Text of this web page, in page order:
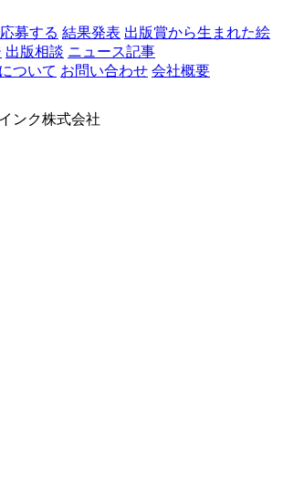
募する 結果発表 出版賞から生まれた絵
出版相談 ニュース記事
ついて お問い合わせ 会社概要
ンク株式会社